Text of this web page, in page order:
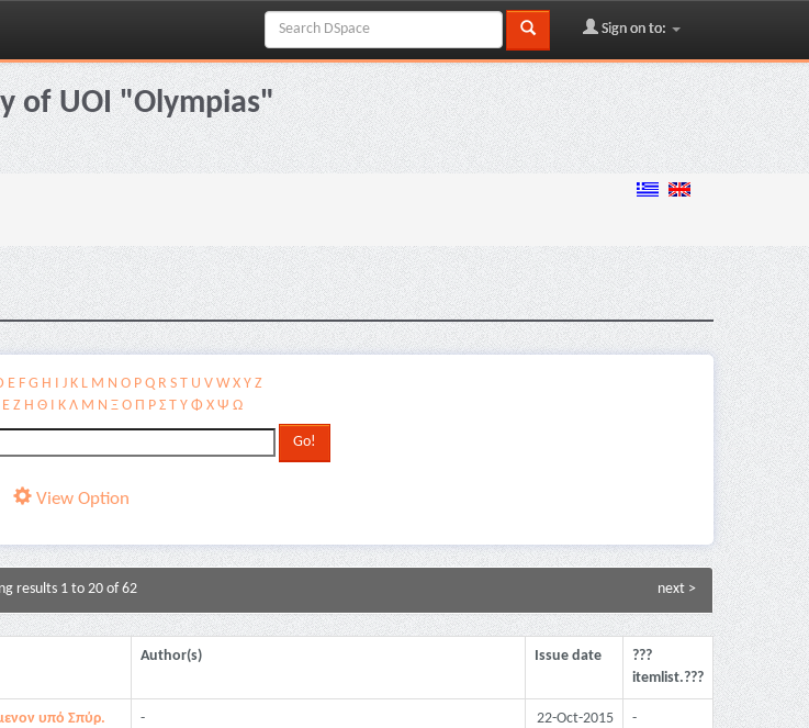
Sign on to:
of UOI "Olympias"
E F G H I J K L M N O P Q R S T U V W X Y Z
Ε Ζ Η Θ Ι Κ Λ Μ Ν Ξ Ο Π Ρ Σ Τ Υ Φ Χ Ψ Ω
View Option
results 1 to 20 of 62 next >
Author(s) Issue date
???
itemlist.???
υπό Σπύρ.
- 22-Oct-2015 -